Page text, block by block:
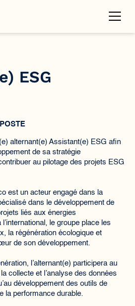
ESG
alternant(e) Assistant(e) ESG afin
de sa stratégie
au pilotage des projets ESG
est un acteur engagé dans la
dans le développement de
liés aux énergies
le groupe place les
la régénération écologique et
de son développement.
l’alternant(e) participera au
collecte et l’analyse des données
développement des outils de
la performance durable.